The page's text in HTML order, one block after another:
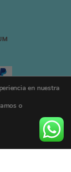
en nuestra
o